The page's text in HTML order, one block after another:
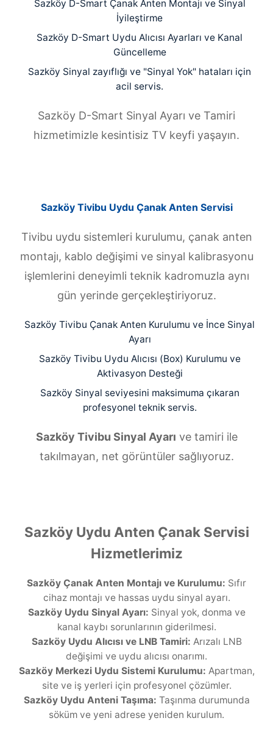
Sazköy D-Smart Çanak Anten Montajı ve Sinyal
İyileştirme
Sazköy D-Smart Uydu Alıcısı Ayarları ve Kanal
Güncelleme
Sazköy Sinyal zayıflığı ve "Sinyal Yok" hataları için
acil servis.
Sazköy D-Smart Sinyal Ayarı ve Tamiri
hizmetimizle kesintisiz TV keyfi yaşayın.
Sazköy Tivibu Uydu Çanak Anten Servisi
Tivibu uydu sistemleri kurulumu, çanak anten
montajı, kablo değişimi ve sinyal kalibrasyonu
işlemlerini deneyimli teknik kadromuzla aynı
gün yerinde gerçekleştiriyoruz.
Sazköy Tivibu Çanak Anten Kurulumu ve İnce Sinyal
Ayarı
Sazköy Tivibu Uydu Alıcısı (Box) Kurulumu ve
Aktivasyon Desteği
Sazköy Sinyal seviyesini maksimuma çıkaran
profesyonel teknik servis.
Sazköy Tivibu Sinyal Ayarı ve tamiri ile
takılmayan, net görüntüler sağlıyoruz.
Sazköy Uydu Anten Çanak Servisi
Hizmetlerimiz
Sazköy Çanak Anten Montajı ve Kurulumu: Sıfır
cihaz montajı ve hassas uydu sinyal ayarı.
Sazköy Uydu Sinyal Ayarı: Sinyal yok, donma ve
kanal kaybı sorunlarının giderilmesi.
Sazköy Uydu Alıcısı ve LNB Tamiri: Arızalı LNB
değişimi ve uydu alıcısı onarımı.
Sazköy Merkezi Uydu Sistemi Kurulumu: Apartman,
site ve iş yerleri için profesyonel çözümler.
Sazköy Uydu Anteni Taşıma: Taşınma durumunda
söküm ve yeni adrese yeniden kurulum.